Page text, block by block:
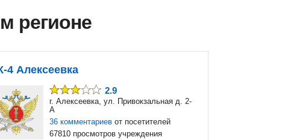
регионе
4 Алексеевка
2.9
г. Алексеевка, ул. Привокзальная д. 2-
А
36 комментариев от посетителей
67810 просмотров учреждения